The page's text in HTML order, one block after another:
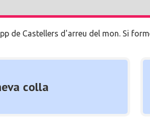
de Castellers d'arreu del mon. Si
colla